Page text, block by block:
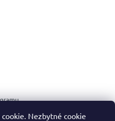
Nezbytné cookie